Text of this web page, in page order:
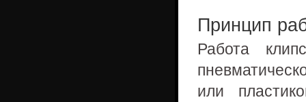
Принцип
Работа
или